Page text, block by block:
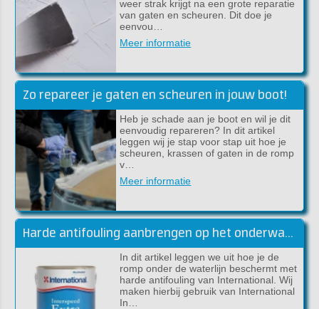
weer strak krijgt na een grote reparatie
van gaten en scheuren. Dit doe je
eenvou…
Meer informatie
Zo repareer je gaten en scheuren in jouw boot!
Heb je schade aan je boot en wil je dit
eenvoudig repareren? In dit artikel
leggen wij je stap voor stap uit hoe je
scheuren, krassen of gaten in de romp
v…
Meer informatie
Harde antifouling aanbrengen op het onderwaterschip
In dit artikel leggen we uit hoe je de
romp onder de waterlijn beschermt met
harde antifouling van International. Wij
maken hierbij gebruik van International
In…